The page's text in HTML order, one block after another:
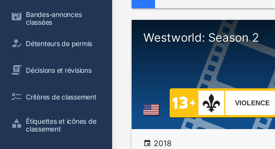
Bandes-annonces
classées
Détenteurs de permis
Décisions et révisions
Critères de classement
Étiquettes et icônes de
classement
Westworld: Season 2
VIOLENCE
2018